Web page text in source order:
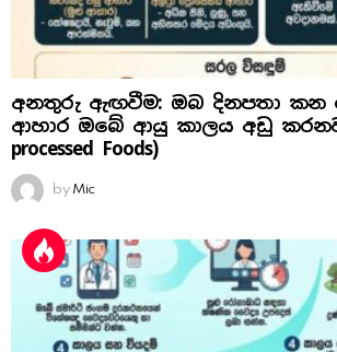
අනතුරු ඇඟවීම: ඔබ දිනපතා කන
ආහාර ඔබේ ආයු කාලය අඩු
processed Foods)
by Mic